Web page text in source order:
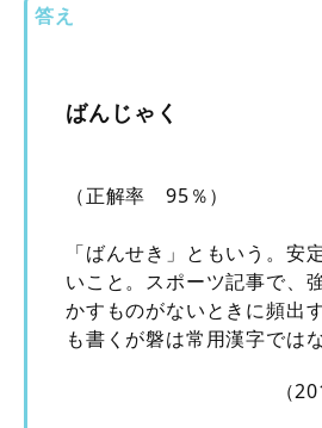
答え
ばんじゃく
（正解率 95％）
「ばんせき」ともいう。安
いこと。スポーツ記事で、
かすものがないときに頻出
も書くが磐は常用漢字ではな
（